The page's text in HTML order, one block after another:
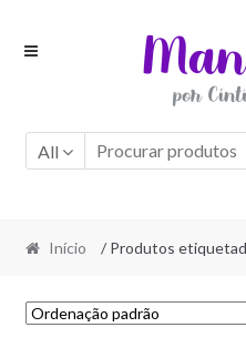
Skip
Skip
All
Início / Produtos